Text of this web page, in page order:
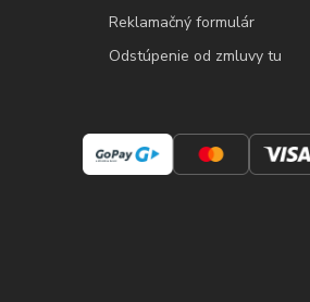
Reklamačný formulár
Odstúpenie od zmluvy tu